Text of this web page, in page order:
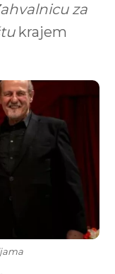
za
krajem